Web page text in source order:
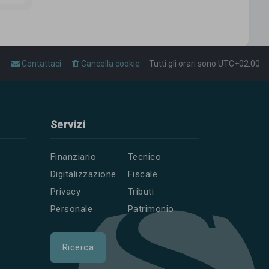
Tutti gli orari sono UTC+02:00
Cancella cookie
Contattaci
Servizi
Finanziario
Digitalizzazione
Privacy
Personale
Tecnico
Fiscale
Tributi
Patrimonio
Ricerca